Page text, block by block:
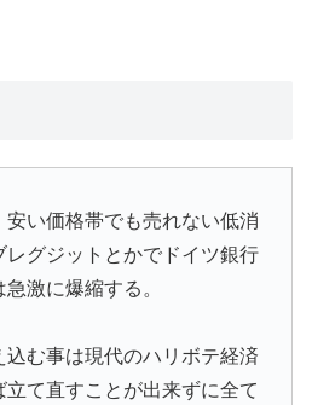
い価格帯でも売れない低消
グジットとかでドイツ銀行
激に爆縮する。
む事は現代のハリボテ経済
て直すことが出来ずに全て